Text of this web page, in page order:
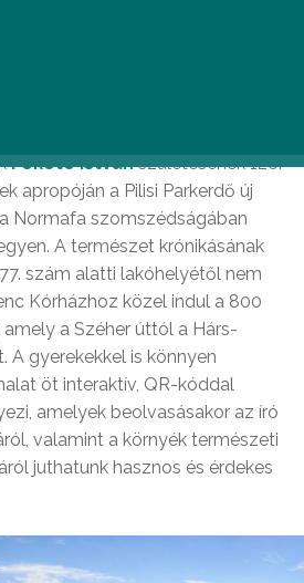
Fekete Istvánszületésének 120.
apropóján a Pilisi Parkerdő új
Normafa szomszédságában
A természet krónikásának
szám alatti lakóhelyétől nem
Kórházhoz közel indul a 800
a Széher úttól a Hárs-
A gyerekekkel is könnyen
öt interaktív, QR-kóddal
amelyek beolvasásakor az író
valamint a környék természeti
juthatunk hasznos és érdekes